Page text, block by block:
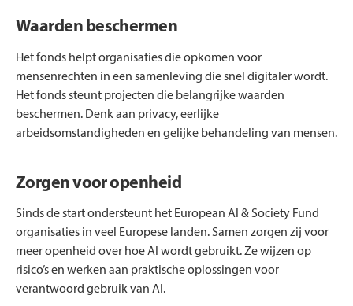
Waarden beschermen
Het fonds helpt organisaties die opkomen voor
mensenrechten in een samenleving die snel digitaler wordt.
Het fonds steunt projecten die belangrijke waarden
beschermen. Denk aan privacy, eerlijke
arbeidsomstandigheden en gelijke behandeling van mensen.
Zorgen voor openheid
Sinds de start ondersteunt het European AI & Society Fund
organisaties in veel Europese landen. Samen zorgen zij voor
meer openheid over hoe AI wordt gebruikt. Ze wijzen op
risico’s en werken aan praktische oplossingen voor
verantwoord gebruik van AI.